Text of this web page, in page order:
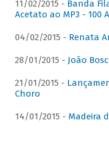
11/02/2015 - Banda
Acetato ao MP3 - 100
04/02/2015 - Renata
28/01/2015 - João
21/01/2015 -
Choro
14/01/2015 - Madeira